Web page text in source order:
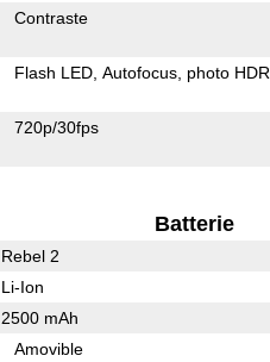
Contraste
Flash LED Autofocus photo HDR
720p/30fps
Batterie
Rebel 2
Li-Ion
2500 mAh
Amovible